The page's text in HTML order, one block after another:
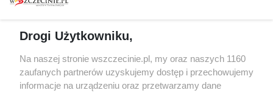
Spacery i oprowadzania
targi
Wernisaże
Więcej
Specjalny koncert z okazji
20. urodzin portalu
wSzczecinie.pl
Drogi Użytkowniku,
Na naszej stronie wszczecinie.pl, my oraz naszych 1160
zaufanych partnerów uzyskujemy dostęp i przechowujemy
informacje na urządzeniu oraz przetwarzamy dane